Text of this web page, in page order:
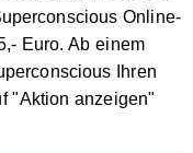
Online-
Euro. Ab einem
Ihren
"Aktion anzeigen"